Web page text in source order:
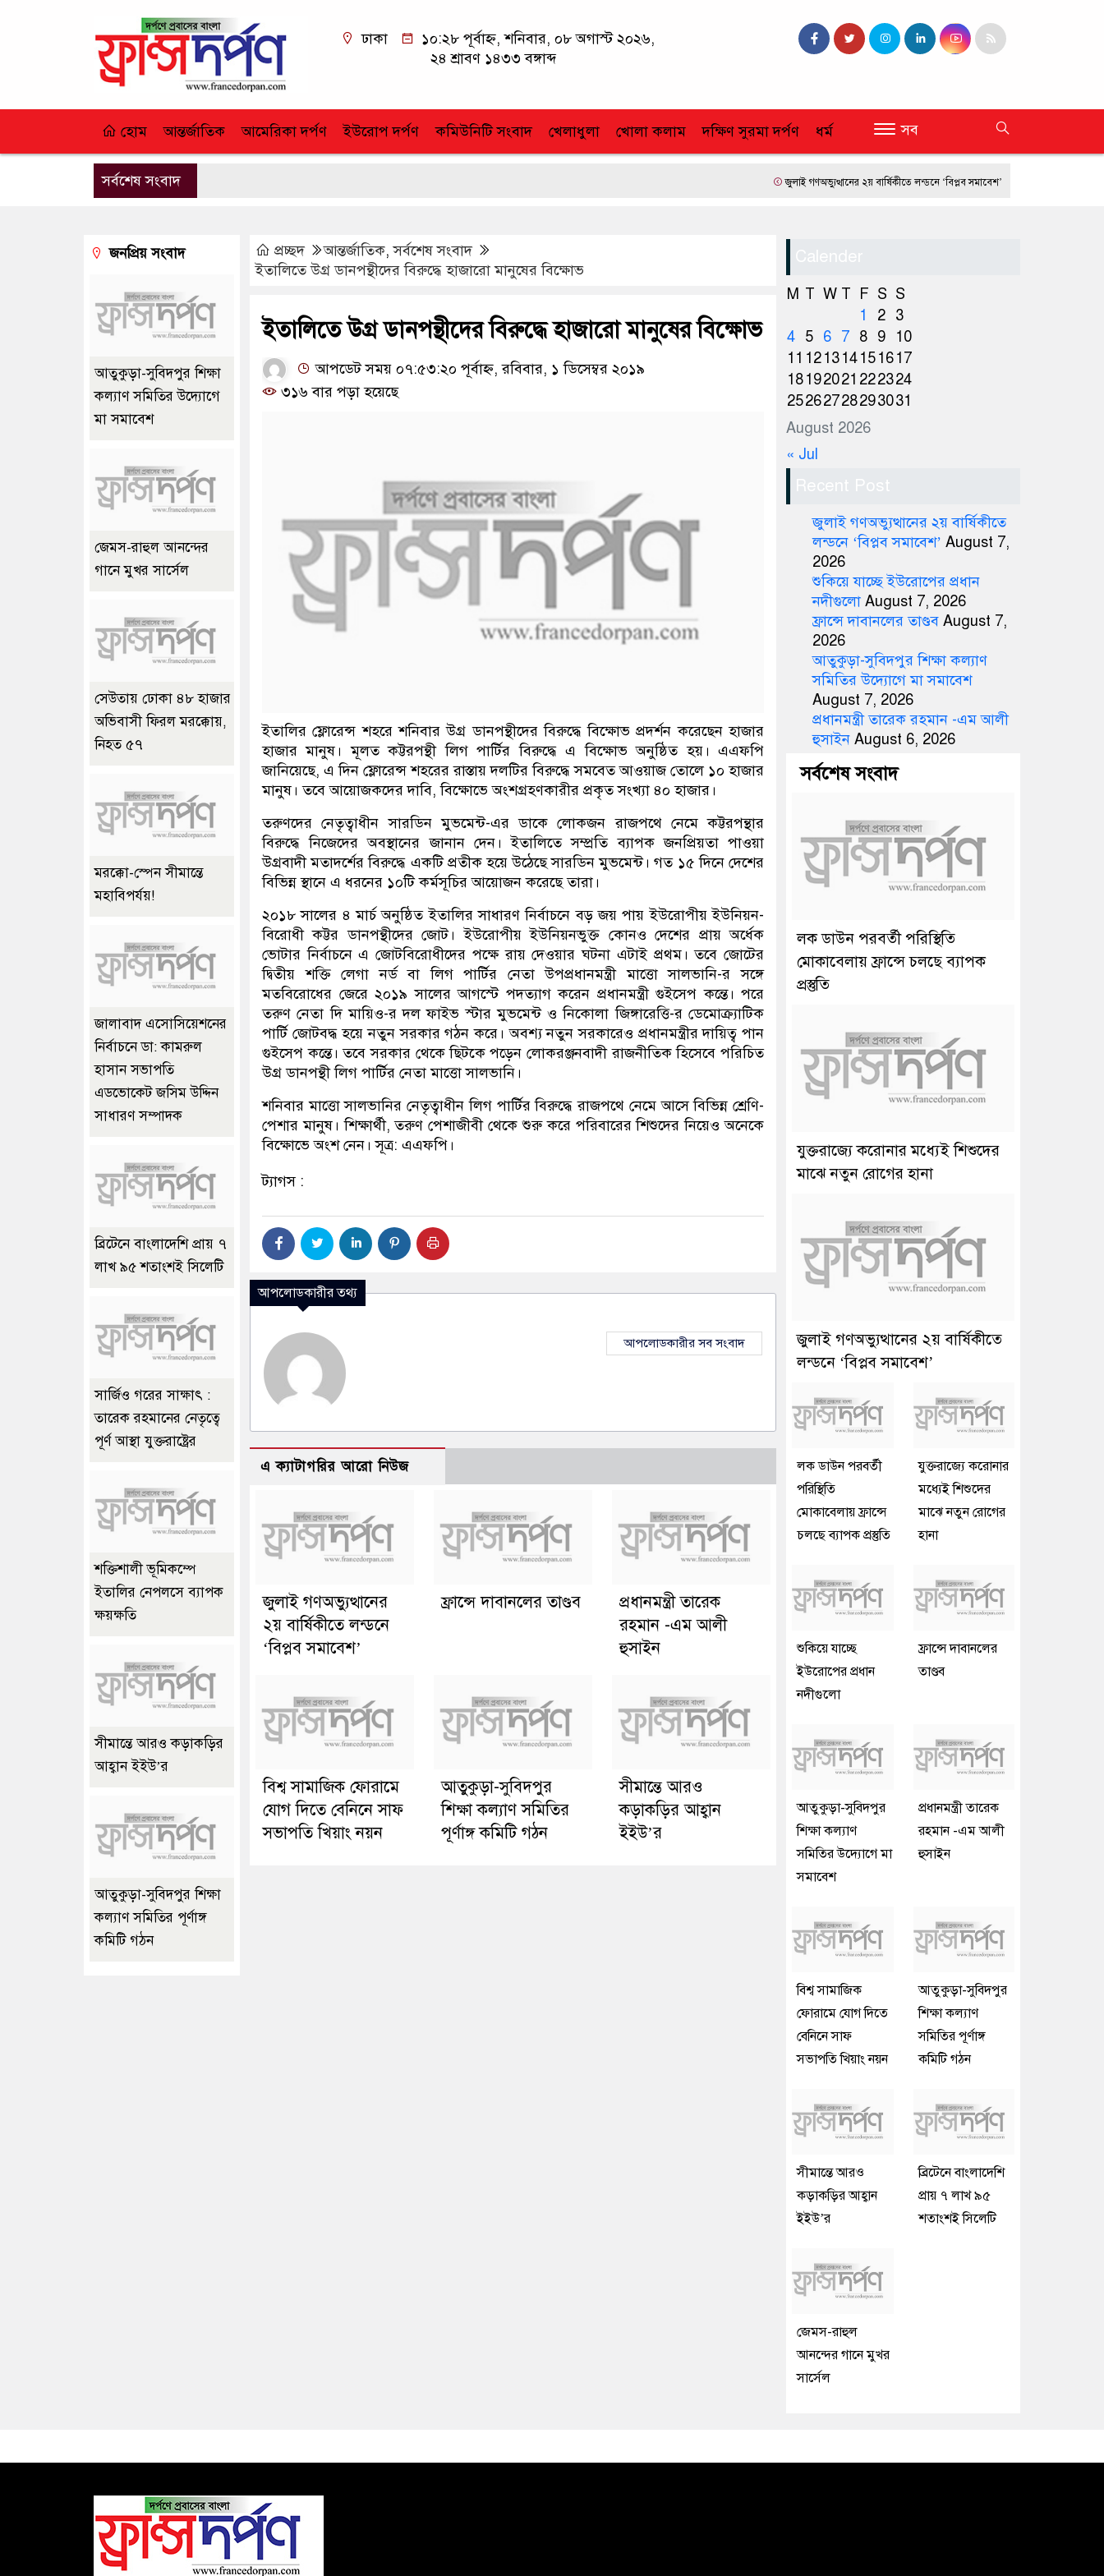
ঢাকা
১০:২৮ পূর্বাহ্ন, শনিবার, ০৮ অগাস্ট ২০২৬,
২৪ শ্রাবণ ১৪৩৩ বঙ্গাব্দ
হোম আন্তর্জাতিক আমেরিকা দর্পণ ইউরোপ দর্পণ কমিউনিটি সংবাদ খেলাধুলা খোলা কলাম দক্ষিণ সুরমা দর্পণ ধর্ম সব
সর্বশেষ সংবাদ জুলাই গণঅভ্যুত্থানের ২য় বার্ষিকীতে লন্ডনে ‘বিপ্লব সমাবেশ’ ফ্রান্সে দাবানলের তাণ্ডব
প্রচ্ছদ আন্তর্জাতিক,সর্বশেষ সংবাদ
ইতালিতে উগ্র ডানপন্থীদের বিরুদ্ধে হাজারো মানুষের বিক্ষোভ
ইতালিতে উগ্র ডানপন্থীদের বিরুদ্ধে হাজারো মানুষের বিক্ষোভ
আপডেট সময় ০৭:৫৩:২০ পূর্বাহ্ন, রবিবার, ১ ডিসেম্বর ২০১৯
৩১৬ বার পড়া হয়েছে
ইতালির ফ্লোরেন্স শহরে শনিবার উগ্র ডানপন্থীদের বিরুদ্ধে বিক্ষোভ প্রদর্শন করেছেন হাজার
হাজার মানুষ। মূলত কট্টরপন্থী লিগ পার্টির বিরুদ্ধে এ বিক্ষোভ অনুষ্ঠিত হয়। এএফপি
জানিয়েছে, এ দিন ফ্লোরেন্স শহরের রাস্তায় দলটির বিরুদ্ধে সমবেত আওয়াজ তোলে ১০ হাজার
মানুষ। তবে আয়োজকদের দাবি, বিক্ষোভে অংশগ্রহণকারীর প্রকৃত সংখ্যা ৪০ হাজার।
তরুণদের নেতৃত্বাধীন সারডিন মুভমেন্ট-এর ডাকে লোকজন রাজপথে নেমে কট্টরপন্থার
বিরুদ্ধে নিজেদের অবস্থানের জানান দেন। ইতালিতে সম্প্রতি ব্যাপক জনপ্রিয়তা পাওয়া
উগ্রবাদী মতাদর্শের বিরুদ্ধে একটি প্রতীক হয়ে উঠেছে সারডিন মুভমেন্ট। গত ১৫ দিনে দেশের
বিভিন্ন স্থানে এ ধরনের ১০টি কর্মসূচির আয়োজন করেছে তারা।
২০১৮ সালের ৪ মার্চ অনুষ্ঠিত ইতালির সাধারণ নির্বাচনে বড় জয় পায় ইউরোপীয় ইউনিয়ন-
বিরোধী কট্টর ডানপন্থীদের জোট। ইউরোপীয় ইউনিয়নভুক্ত কোনও দেশের প্রায় অর্ধেক
ভোটার নির্বাচনে এ জোটবিরোধীদের পক্ষে রায় দেওয়ার ঘটনা এটাই প্রথম। তবে জোটের
দ্বিতীয় শক্তি লেগা নর্ড বা লিগ পার্টির নেতা উপপ্রধানমন্ত্রী মাত্তো সালভানি-র সঙ্গে
মতবিরোধের জেরে ২০১৯ সালের আগস্টে পদত্যাগ করেন প্রধানমন্ত্রী গুইসেপ কন্তে। পরে
তরুণ নেতা দি মায়িও-র দল ফাইভ স্টার মুভমেন্ট ও নিকোলা জিঙ্গারেত্তি-র ডেমোক্র্যাটিক
পার্টি জোটবদ্ধ হয়ে নতুন সরকার গঠন করে। অবশ্য নতুন সরকারেও প্রধানমন্ত্রীর দায়িত্ব পান
গুইসেপ কন্তে। তবে সরকার থেকে ছিটকে পড়েন লোকরঞ্জনবাদী রাজনীতিক হিসেবে পরিচিত
উগ্র ডানপন্থী লিগ পার্টির নেতা মাত্তো সালভানি।
শনিবার মাত্তো সালভানির নেতৃত্বাধীন লিগ পার্টির বিরুদ্ধে রাজপথে নেমে আসে বিভিন্ন শ্রেণি-
পেশার মানুষ। শিক্ষার্থী, তরুণ পেশাজীবী থেকে শুরু করে পরিবারের শিশুদের নিয়েও অনেকে
বিক্ষোভে অংশ নেন। সূত্র: এএফপি।
ট্যাগস :
আপলোডকারীর তথ্য
আপলোডকারীর সব সংবাদ
এ ক্যাটাগরির আরো নিউজ
জুলাই গণঅভ্যুত্থানের
২য় বার্ষিকীতে লন্ডনে
‘বিপ্লব সমাবেশ’
ফ্রান্সে দাবানলের তাণ্ডব
প্রধানমন্ত্রী তারেক
রহমান -এম আলী
হুসাইন
বিশ্ব সামাজিক ফোরামে
যোগ দিতে বেনিনে সাফ
সভাপতি খিয়াং নয়ন
আতুকুড়া-সুবিদপুর
শিক্ষা কল্যাণ সমিতির
পূর্ণাঙ্গ কমিটি গঠন
সীমান্তে আরও
কড়াকড়ির আহ্বান
ইইউ’র
জনপ্রিয় সংবাদ
আতুকুড়া-সুবিদপুর শিক্ষা
কল্যাণ সমিতির উদ্যোগে
মা সমাবেশ
জেমস-রাহুল আনন্দের
গানে মুখর সার্সেল
সেউতায় ঢোকা ৪৮ হাজার
অভিবাসী ফিরল মরক্কোয়,
নিহত ৫৭
মরক্কো-স্পেন সীমান্তে
মহাবিপর্যয়!
জালাবাদ এসোসিয়েশনের
নির্বাচনে ডা: কামরুল
হাসান সভাপতি
এডভোকেট জসিম উদ্দিন
সাধারণ সম্পাদক
ব্রিটেনে বাংলাদেশি প্রায় ৭
লাখ ৯৫ শতাংশই সিলেটি
সার্জিও গরের সাক্ষাৎ :
তারেক রহমানের নেতৃত্বে
পূর্ণ আস্থা যুক্তরাষ্ট্রের
শক্তিশালী ভূমিকম্পে
ইতালির নেপলসে ব্যাপক
ক্ষয়ক্ষতি
সীমান্তে আরও কড়াকড়ির
আহ্বান ইইউ’র
আতুকুড়া-সুবিদপুর শিক্ষা
কল্যাণ সমিতির পূর্ণাঙ্গ
কমিটি গঠন
Calender
August 2026
M T W T F S S
1
2 3
4 5 6 7 8 9
10
11 121314151617
18192021 222324
25262728293031
« Jul
Recent Post
জুলাই গণঅভ্যুত্থানের ২য় বার্ষিকীতে
লন্ডনে ‘বিপ্লব সমাবেশ’ August 7,
2026
শুকিয়ে যাচ্ছে ইউরোপের প্রধান
নদীগুলো August 7, 2026
ফ্রান্সে দাবানলের তাণ্ডব August 7,
2026
আতুকুড়া-সুবিদপুর শিক্ষা কল্যাণ
সমিতির উদ্যোগে মা সমাবেশ
August 7, 2026
প্রধানমন্ত্রী তারেক রহমান -এম আলী
হুসাইন August 6, 2026
সর্বশেষ সংবাদ
লক ডাউন পরবর্তী পরিস্থিতি
মোকাবেলায় ফ্রান্সে চলছে ব্যাপক
প্রস্তুতি
যুক্তরাজ্যে করোনার মধ্যেই শিশুদের
মাঝে নতুন রোগের হানা
জুলাই গণঅভ্যুত্থানের ২য় বার্ষিকীতে
লন্ডনে ‘বিপ্লব সমাবেশ’
লক ডাউন পরবর্তী
পরিস্থিতি
মোকাবেলায় ফ্রান্সে
চলছে ব্যাপক প্রস্তুতি
যুক্তরাজ্যে করোনার
মধ্যেই শিশুদের
মাঝে নতুন রোগের
হানা
শুকিয়ে যাচ্ছে
ইউরোপের প্রধান
নদীগুলো
ফ্রান্সে দাবানলের
তাণ্ডব
আতুকুড়া-সুবিদপুর
শিক্ষা কল্যাণ
সমিতির উদ্যোগে মা
সমাবেশ
প্রধানমন্ত্রী তারেক
রহমান -এম আলী
হুসাইন
বিশ্ব সামাজিক
ফোরামে যোগ দিতে
বেনিনে সাফ
সভাপতি খিয়াং নয়ন
আতুকুড়া-সুবিদপুর
শিক্ষা কল্যাণ
সমিতির পূর্ণাঙ্গ
কমিটি গঠন
সীমান্তে আরও
কড়াকড়ির আহ্বান
ইইউ’র
ব্রিটেনে বাংলাদেশি
প্রায় ৭ লাখ ৯৫
শতাংশই সিলেটি
জেমস-রাহুল
আনন্দের গানে মুখর
সার্সেল